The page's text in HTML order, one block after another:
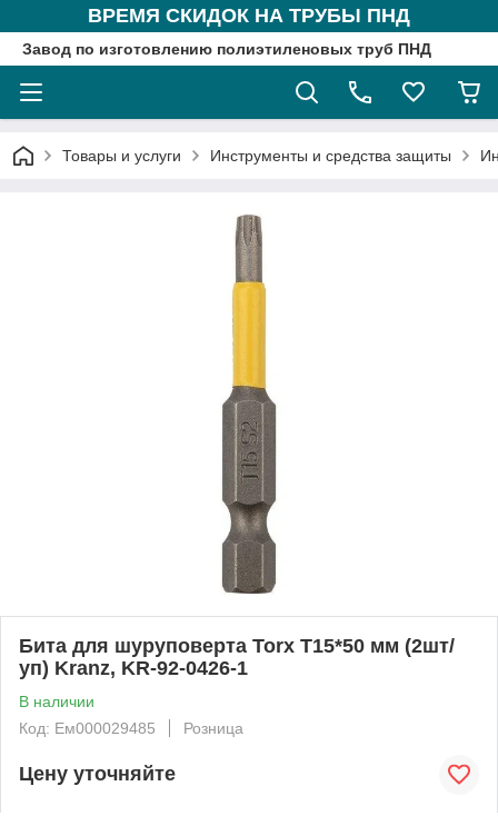
ВРЕМЯ СКИДОК НА ТРУБЫ ПНД
Завод по изготовлению полиэтиленовых труб ПНД
Товары и услуги Инструменты и средства защиты
Бита для шуруповерта Torx T15*50 мм (2шт/
уп) Kranz, KR-92-0426-1
В наличии
Код: Ем000029485
Розница
Цену уточняйте